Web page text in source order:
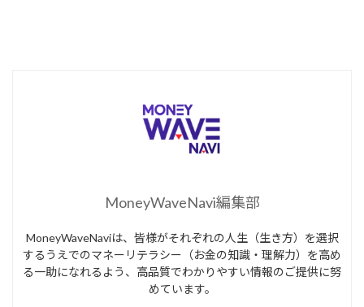
MoneyWaveNavi編集部
MoneyWaveNaviは、皆様がそれぞれの人生（生き方）を選択
するうえでのマネーリテラシー（お金の知識・理解力）を高め
る一助になれるよう、高品質でわかりやすい情報のご提供に努
めています。